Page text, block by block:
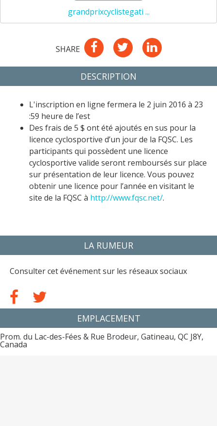
grandprixcyclistegati ...
SHARE
DESCRIPTION
L'inscription en ligne fermera le 2 juin 2016 à 23
:59 heure de l’est
Des frais de 5 $ ont été ajoutés en sus pour la
licence cyclosportive d’un jour de la FQSC. Les
participants qui possèdent une licence
cyclosportive valide seront remboursés sur place
sur présentation de leur licence. Vous pouvez
obtenir une licence pour l’année en visitant le
site de la FQSC à http://www.fqsc.net/.
LA RUMEUR
Consulter cet événement sur les réseaux sociaux
EMPLACEMENT
Prom. du Lac-des-Fées & Rue Brodeur, Gatineau, QC J8Y,
Canada